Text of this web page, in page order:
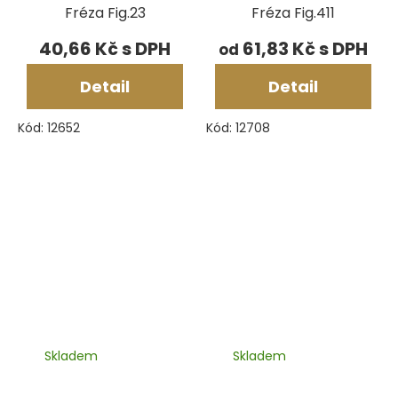
Fréza Fig.23
40,66 Kč
Detail
Kód: 12652
Fréza Fig.411
od 61,83 Kč
Detail
Kód: 12708
Skladem Skladem